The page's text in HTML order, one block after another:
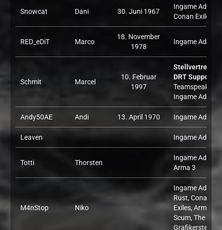
Snowcat Dani 30. Juni 1967
Ingame Admin:
Conan Exiles
RED_eDiT Marco
18. November
1978
Ingame Admin:
Schmit Marcel
10. Februar
1997
Stellvertreter
DRT Supporter
Teamspeak,
Ingame Admin:
Andy50AE Andi 13. April 1970 Ingame Admin:
Leaven Ingame Admin:
Totti Thorsten
Ingame Admin:
Arma 3
M4nStop Niko
Ingame Admin:
Rust, Conan
Exiles, Arma 3,
Scum, The